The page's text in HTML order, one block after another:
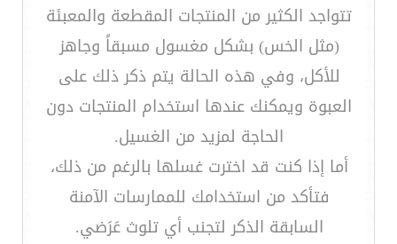
تتواجد الكثير من المنتجات المقطعة والمعبئة
(مثل الخس) بشكل مغسول مسبقاً وجاهز
للأكل، وفي هذه الحالة يتم ذكر ذلك على
العبوة ويمكنك عندها استخدام المنتجات دون
الحاجة لمزيد من الغسيل.
أما إذا كنت قد اخترت غسلها بالرغم من ذلك،
فتأكد من استخدامك للممارسات الآمنة
السابقة الذكر لتجنب أي تلوث عَرَضي.